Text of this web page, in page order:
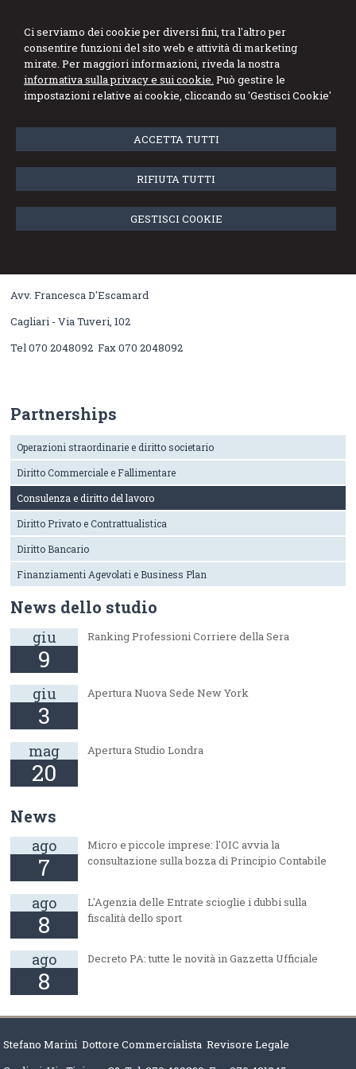
Ci serviamo dei cookie per diversi fini, tra l'altro per
consentire funzioni del sito web e attività di marketing
mirate. Per maggiori informazioni, riveda la nostra
informativa sulla privacy e sui cookie. Può gestire le
impostazioni relative ai cookie, cliccando su 'Gestisci Cookie'
ACCETTA TUTTI
RIFIUTA TUTTI
GESTISCI COOKIE
Stefano Marini
Dottore Commercialista Revisore Legale
Consulenza e diritto del lavoro
Dott.ssa Rosa Chiarenza
Consulente del Lavoro
Cagliari - Viale Regina Margherita, 71
Avv. Francesca D'Escamard
Cagliari - Via Tuveri, 102
Tel 070 2048092 Fax 070 2048092
Partnerships
Operazioni straordinarie e diritto societario
Diritto Commerciale e Fallimentare
Consulenza e diritto del lavoro
Diritto Privato e Contrattualistica
Diritto Bancario
Finanziamenti Agevolati e Business Plan
News dello studio
giu
9
Ranking Professioni Corriere della Sera
giu
3
Apertura Nuova Sede New York
mag
20
Apertura Studio Londra
News
ago
7
Micro e piccole imprese: l'OIC avvia la
consultazione sulla bozza di Principio Contabile
ago
8
L'Agenzia delle Entrate scioglie i dubbi sulla
fiscalità dello sport
ago
8
Decreto PA: tutte le novità in Gazzetta Ufficiale
Stefano Marini Dottore Commercialista Revisore Legale